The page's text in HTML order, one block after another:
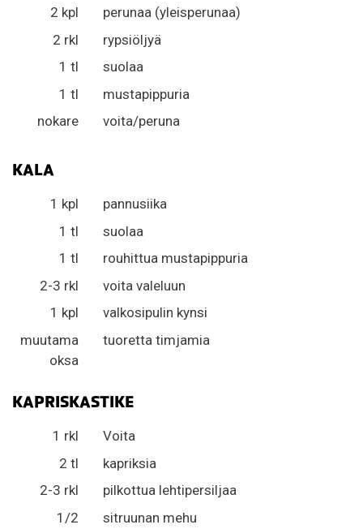
2 kpl
perunaa (yleisperunaa)
2 rkl
rypsiöljyä
1 tl
suolaa
1 tl
mustapippuria
nokare
voita/peruna
KALA
1 kpl
pannusiika
1 tl
suolaa
1 tl
rouhittua mustapippuria
2-3 rkl
voita valeluun
1 kpl
valkosipulin kynsi
muutama
oksa
tuoretta timjamia
KAPRISKASTIKE
1 rkl
Voita
2 tl
kapriksia
2-3 rkl
pilkottua lehtipersiljaa
1/2
sitruunan mehu